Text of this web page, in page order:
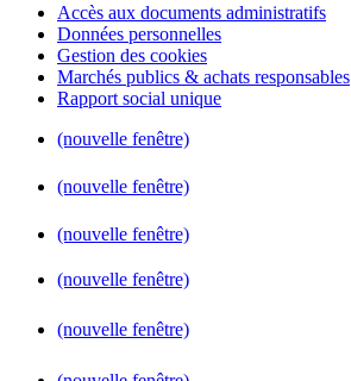
Accès aux documents administratifs
Données personnelles
Gestion des cookies
Marchés publics & achats responsables
Rapport social unique
(nouvelle fenêtre)
(nouvelle fenêtre)
(nouvelle fenêtre)
(nouvelle fenêtre)
(nouvelle fenêtre)